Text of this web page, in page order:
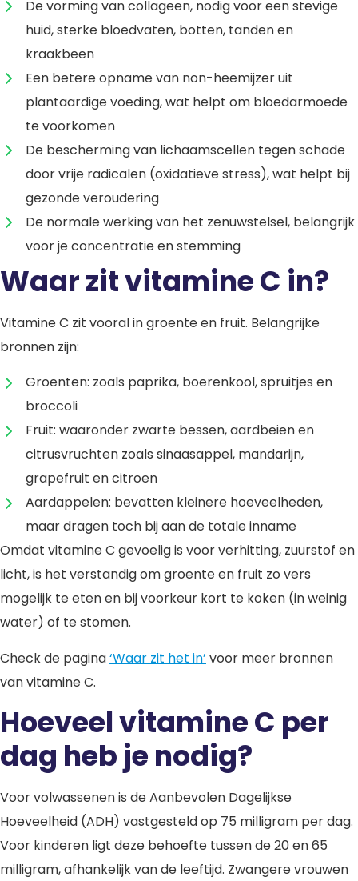
De vorming van collageen, nodig voor een stevige
huid, sterke bloedvaten, botten, tanden en
kraakbeen
Een betere opname van non-heemijzer uit
plantaardige voeding, wat helpt om bloedarmoede
te voorkomen
De bescherming van lichaamscellen tegen schade
door vrije radicalen (oxidatieve stress), wat helpt bij
gezonde veroudering
De normale werking van het zenuwstelsel, belangrijk
voor je concentratie en stemming
Waar zit vitamine C in?
Vitamine C zit vooral in groente en fruit. Belangrijke
bronnen zijn:
Groenten: zoals paprika, boerenkool, spruitjes en
broccoli
Fruit: waaronder zwarte bessen, aardbeien en
citrusvruchten zoals sinaasappel, mandarijn,
grapefruit en citroen
Aardappelen: bevatten kleinere hoeveelheden,
maar dragen toch bij aan de totale inname
Omdat vitamine C gevoelig is voor verhitting, zuurstof en
licht, is het verstandig om groente en fruit zo vers
mogelijk te eten en bij voorkeur kort te koken (in weinig
water) of te stomen.
Check de pagina‘Waar zit het in’ voor meer bronnen
van vitamine C.
Hoeveel vitamine C per
dag heb je nodig?
Voor volwassenen is de Aanbevolen Dagelijkse
Hoeveelheid (ADH) vastgesteld op 75 milligram per dag.
Voor kinderen ligt deze behoefte tussen de 20 en 65
milligram, afhankelijk van de leeftijd. Zwangere vrouwen